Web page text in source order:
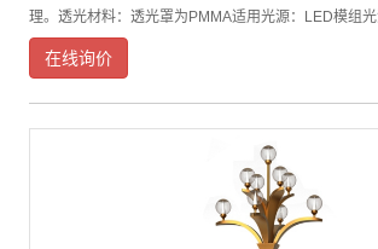
理。透光材料：透光罩为PMMA适用光源：LED模组
固件：紧固螺栓、螺母为不锈钢底座围筒可定做各种文
●玉兰灯采用超高导热系数的铝合金散
在线询价